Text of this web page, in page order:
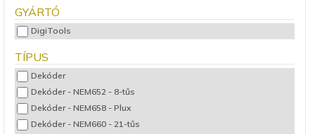
GYÁRTÓ
DigiTools
TÍPUS
Dekóder
Dekóder - NEM652 - 8-tűs
Dekóder - NEM658 - Plux
Dekóder - NEM660 - 21-tűs